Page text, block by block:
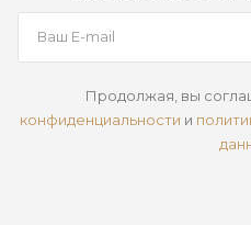
Продолжая, вы
конфиденциальности и